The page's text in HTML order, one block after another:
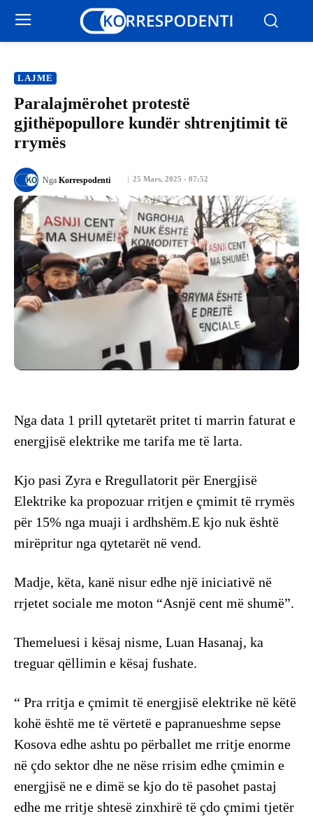
LAJME
Paralajmërohet protestë
gjithëpopullore kundër shtrenjtimit të
rrymës
25 Mars, 2025 - 07:52
Nga Korrespodenti
Nga data 1 prill qytetarët pritet ti marrin faturat e
energjisë elektrike me tarifa me të larta.
Kjo pasi Zyra e Rregullatorit për Energjisë
Elektrike ka propozuar rritjen e çmimit të rrymës
për 15% nga muaji i ardhshëm.E kjo nuk është
mirëpritur nga qytetarët në vend.
Madje, këta, kanë nisur edhe një iniciativë në
rrjetet sociale me moton “Asnjë cent më shumë”.
Themeluesi i kësaj nisme, Luan Hasanaj, ka
treguar qëllimin e kësaj fushate.
“ Pra rritja e çmimit të energjisë elektrike në këtë
kohë është me të vërtetë e papranueshme sepse
Kosova edhe ashtu po përballet me rritje enorme
në çdo sektor dhe ne nëse rrisim edhe çmimin e
energjisë ne e dimë se kjo do të pasohet pastaj
edhe me rritje shtesë zinxhirë të çdo çmimi tjetër